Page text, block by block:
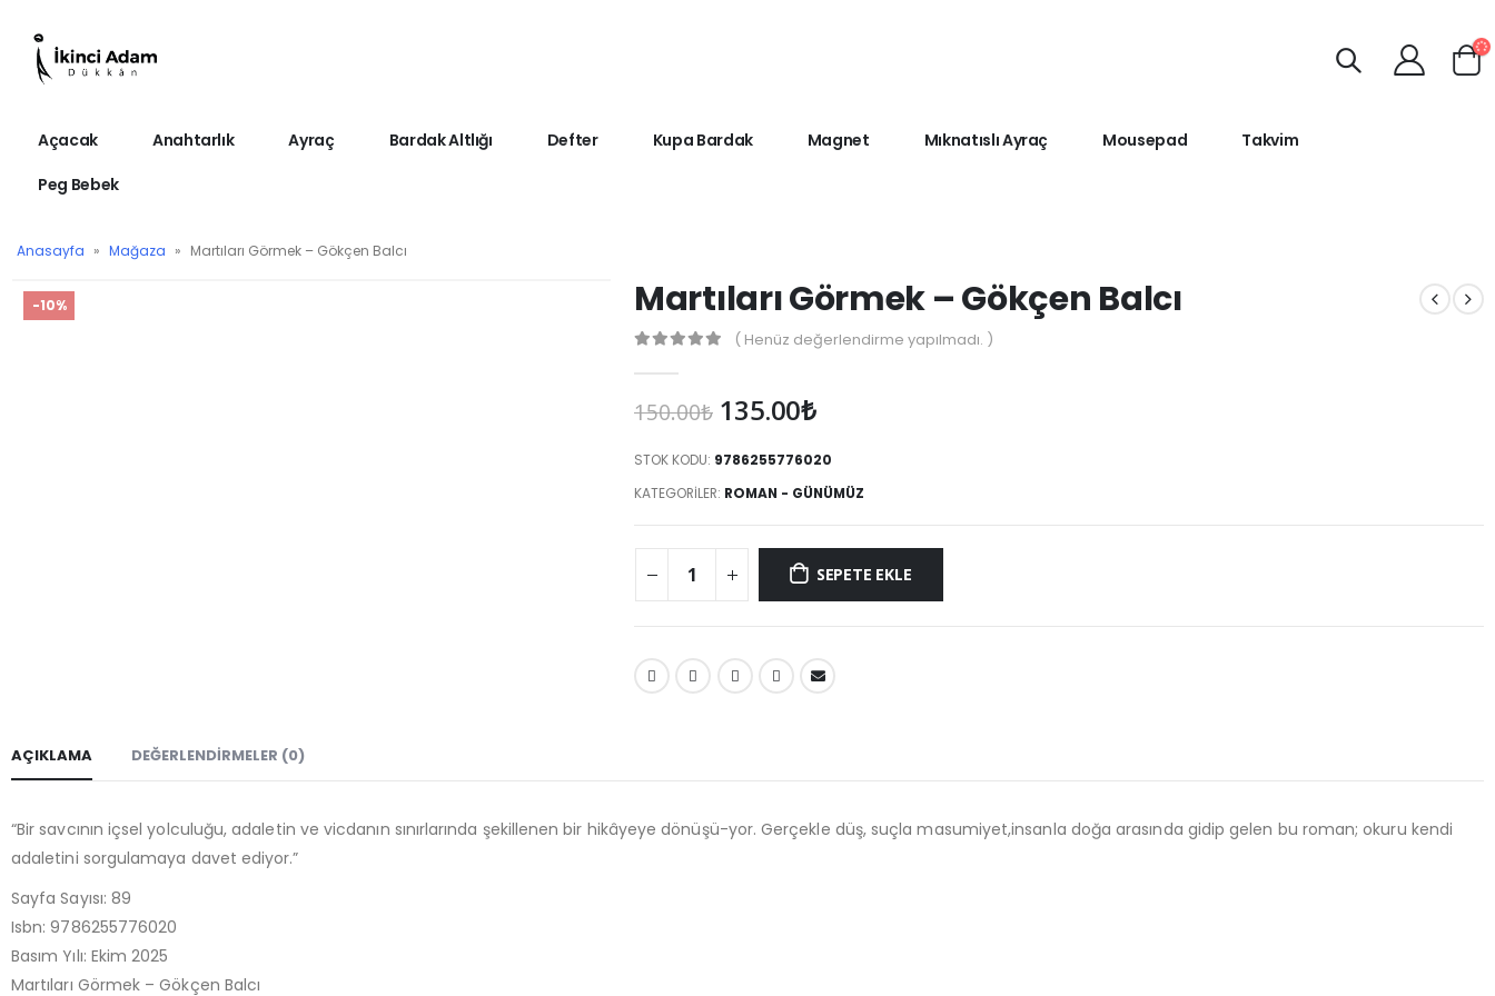
Açacak Anahtarlık Ayraç Bardak Altlığı Defter Kupa Bardak Magnet Mıknatıslı Ayraç Mousepad
Takvim
Peg Bebek
Anasayfa » Mağaza » Martıları Görmek – Gökçen Balcı
-10% Martıları Görmek – Gökçen Balcı
( Henüz değerlendirme yapılmadı. )
150.00₺ Orijinal
150.00₺.
135.00₺Şu
fiyat:
135.00₺.
STOK KODU: 9786255776020
KATEGORILER: ROMAN - GÜNÜMÜZ
SEPETE EKLE
AÇIKLAMA DEĞERLENDIRMELER (0)
“Bir savcının içsel yolculuğu, adaletin ve vicdanın sınırlarında şekillenen bir hikâyeye dönüşü-yor. Gerçekle düş, suçla masumiyet,insanla doğa arasında gidip gelen bu roman; okuru kendi
adaletini sorgulamaya davet ediyor.”
Sayfa Sayısı: 89
Isbn: 9786255776020
Basım Yılı: Ekim 2025
Martıları Görmek – Gökçen Balcı